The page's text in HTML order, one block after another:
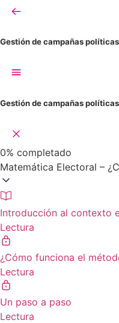
Gestión de campañas
Gestión de campañas
0% completado
Matemática Electoral –
Introducción al contexto
Lectura
¿Cómo funciona el
Lectura
Un paso a paso
Lectura